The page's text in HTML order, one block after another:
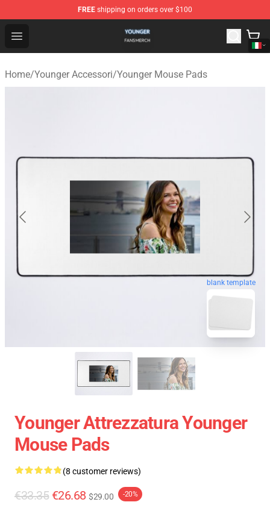
FREE shipping on orders over $100
Open menu
Younger Shop - Official Younger Merchandise Store
Home/Younger Accessori/Younger Mouse Pads
blank template
Younger Attrezzatura Younger
Mouse Pads
(8 customer reviews)
€33.35 €26.68 $29.00 -20%